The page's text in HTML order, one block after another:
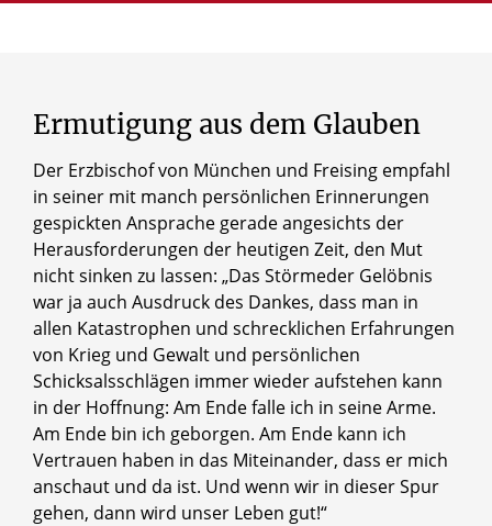
Ermutigung aus dem Glauben
Der Erzbischof von München und Freising empfahl
in seiner mit manch persönlichen Erinnerungen
gespickten Ansprache gerade angesichts der
Herausforderungen der heutigen Zeit, den Mut
nicht sinken zu lassen: „Das Störmeder Gelöbnis
war ja auch Ausdruck des Dankes, dass man in
allen Katastrophen und schrecklichen Erfahrungen
von Krieg und Gewalt und persönlichen
Schicksalsschlägen immer wieder aufstehen kann
in der Hoffnung: Am Ende falle ich in seine Arme.
Am Ende bin ich geborgen. Am Ende kann ich
Vertrauen haben in das Miteinander, dass er mich
anschaut und da ist. Und wenn wir in dieser Spur
gehen, dann wird unser Leben gut!“